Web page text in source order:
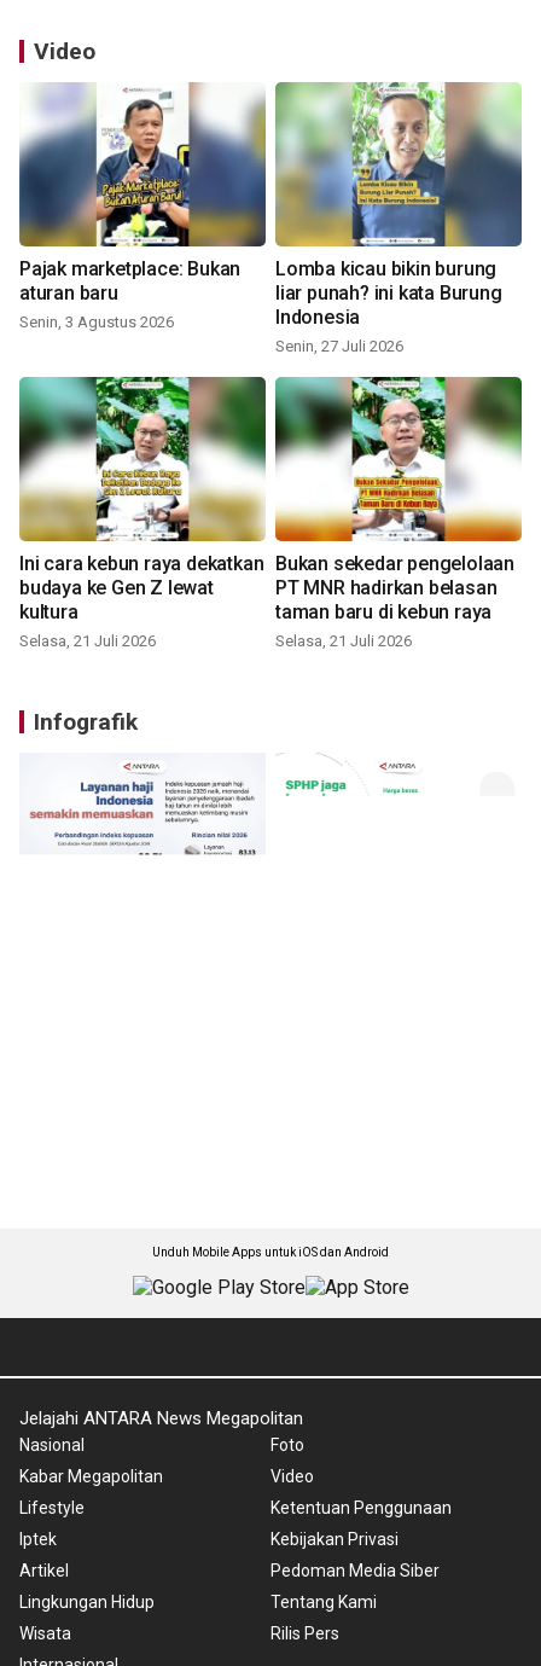
Video
Pajak marketplace: Bukan
aturan baru
Senin, 3 Agustus 2026
Lomba kicau bikin burung
liar punah? ini kata Burung
Indonesia
Senin, 27 Juli 2026
Ini cara kebun raya dekatkan
budaya ke Gen Z lewat
kultura
Selasa, 21 Juli 2026
Bukan sekedar pengelolaan
PT MNR hadirkan belasan
taman baru di kebun raya
Selasa, 21 Juli 2026
Infografik
Unduh Mobile Apps untuk iOS dan Android
Jelajahi ANTARA News Megapolitan
Nasional
Kabar Megapolitan
Lifestyle
Iptek
Artikel
Lingkungan Hidup
Wisata
Foto
Video
Ketentuan Penggunaan
Kebijakan Privasi
Pedoman Media Siber
Tentang Kami
Rilis Pers